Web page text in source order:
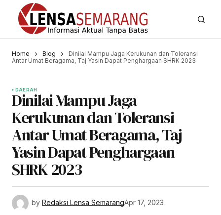
Home Blog
Dinilai Mampu Jaga Kerukunan dan Toleransi
Antar Umat Beragama, Taj Yasin Dapat Penghargaan SHRK 2023
DAERAH
Dinilai Mampu Jaga
Kerukunan dan Toleransi
Antar Umat Beragama, Taj
Yasin Dapat Penghargaan
SHRK 2023
by Redaksi Lensa SemarangApr 17, 2023